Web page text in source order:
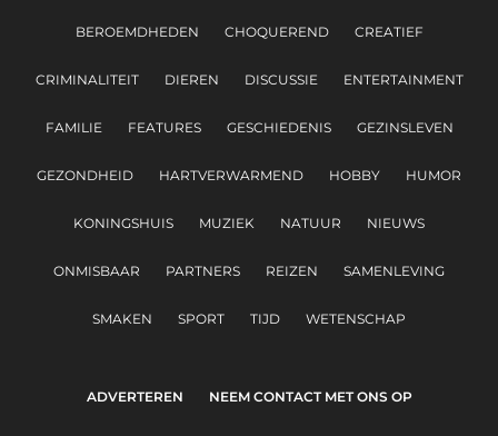
BEROEMDHEDEN CHOQUEREND CREATIEF
CRIMINALITEIT DIEREN DISCUSSIE ENTERTAINMENT
FAMILIE FEATURES GESCHIEDENIS GEZINSLEVEN
GEZONDHEID HARTVERWARMEND HOBBY HUMOR
KONINGSHUIS MUZIEK NATUUR NIEUWS
ONMISBAAR PARTNERS REIZEN SAMENLEVING
SMAKEN SPORT TIJD WETENSCHAP
ADVERTEREN NEEM CONTACT MET ONS OP